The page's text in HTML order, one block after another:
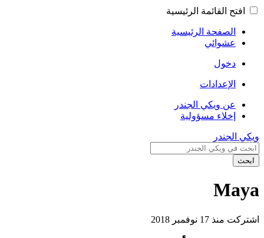
افتح القائمة الرئيسية
الصفحة الرئيسية
عشوائي
دخول
الإعدادات
عن ويكي الجندر
إخلاء مسؤولية
ويكي الجندر
ابحث
Maya
اشتركت منذ 17 نوفمبر 2018